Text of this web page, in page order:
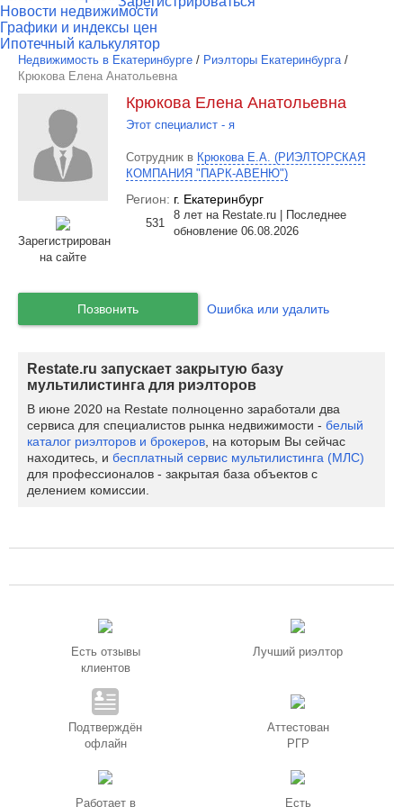
Новости недвижимости
Графики и индексы цен
Ипотечный калькулятор
Недвижимость в Екатеринбурге / Риэлторы Екатеринбурга /
Крюкова Елена Анатольевна
Зарегистрирован
на сайте
Крюкова Елена Анатольевна
Этот специалист - я
Сотрудник в Крюкова Е.А. (РИЭЛТОРСКАЯ
КОМПАНИЯ "ПАРК-АВЕНЮ")
Регион: г. Екатеринбург
531
8 лет на Restate.ru | Последнее
обновление 06.08.2026
Позвонить Ошибка или удалить
Restate.ru запускает закрытую базу
мультилистинга для риэлторов
В июне 2020 на Restate полноценно заработали два
сервиса для специалистов рынка недвижимости - белый
каталог риэлторов и брокеров , на которым Вы сейчас
находитесь, и бесплатный сервис мультилистинга (МЛС)
для профессионалов - закрытая база объектов с
делением комиссии.
Есть отзывы
клиентов
Лучший риэлтор
Подтверждён
офлайн
Аттестован
РГР
Работает в Есть